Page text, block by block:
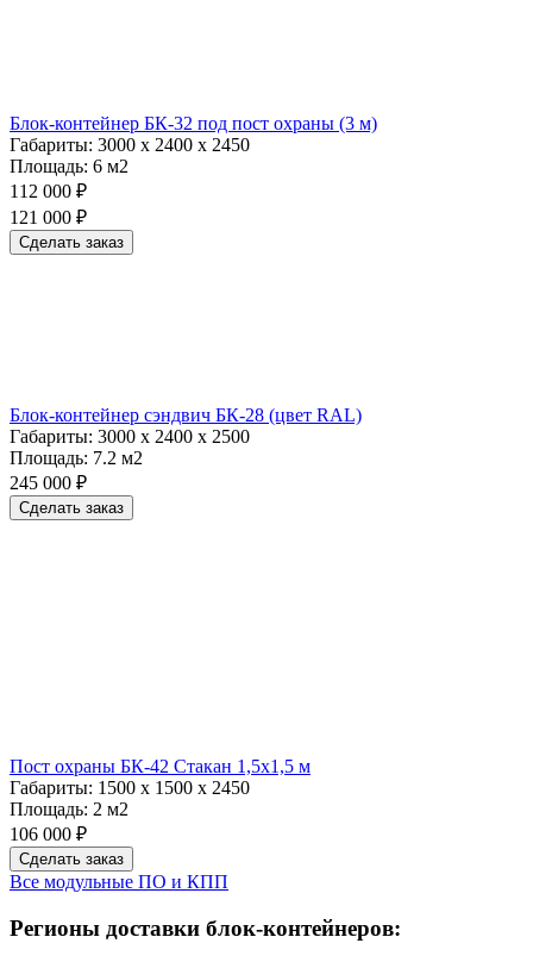
Блок-контейнер БК-32 под пост охраны (3 м)
Габариты: 3000 х 2400 х 2450
Площадь: 6 м2
112 000 ₽
121 000 ₽
Сделать заказ
Блок-контейнер сэндвич БК-28 (цвет RAL)
Габариты: 3000 х 2400 х 2500
Площадь: 7.2 м2
245 000 ₽
Сделать заказ
Пост охраны БК-42 Стакан 1,5х1,5 м
Габариты: 1500 х 1500 х 2450
Площадь: 2 м2
106 000 ₽
Сделать заказ
Все модульные ПО и КПП
Регионы доставки блок-контейнеров: